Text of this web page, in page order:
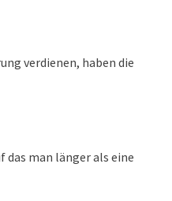
verdienen, haben die
das man länger als eine